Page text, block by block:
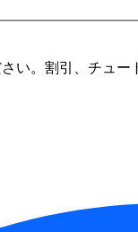
い。割引、チュ